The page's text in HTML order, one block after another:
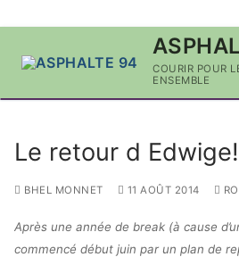
COURIR POUR
ENSEMBLE
Le retour d
BHEL MONNET 11 AOÛT 2014
Après une année de break (à cause
commencé début juin par un plan de